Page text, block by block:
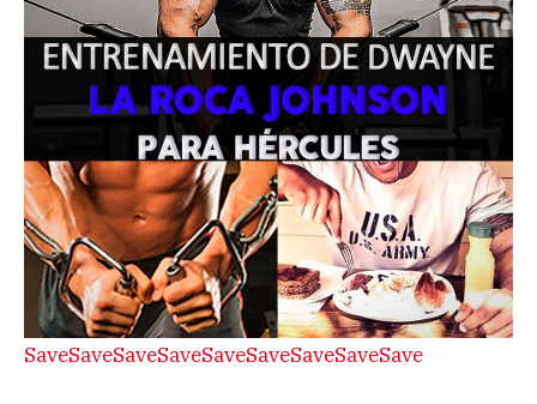
SaveSaveSaveSaveSaveSaveSaveSaveSave